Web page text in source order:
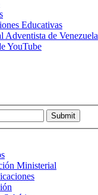
Educativas
Adventista de Venezuela
YouTube
Submit
Ministerial